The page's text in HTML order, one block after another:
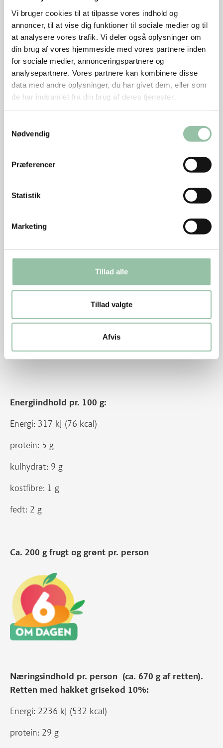
Vi bruger cookies til at tilpasse vores indhold og
annoncer, til at vise dig funktioner til sociale medier og til
at analysere vores trafik. Vi deler også oplysninger om
din brug af vores hjemmeside med vores partnere inden
for sociale medier, annonceringspartnere og
analysepartnere. Vores partnere kan kombinere disse
data med andre oplysninger, du har givet dem, eller som
de har indsamlet fra din brug af deres tjenester.
Nødvendig
Præferencer
Statistik
Marketing
Tillad alle
Tillad valgte
Afvis
bruge mere eller mindre kød afhængig af, hvad du
har til rådighed.
Du kan vælge grøntsager efter lyst, sæson og hvad
der er i grøntsagsskuffen. Du kan bruge mere eller
mindre mængde grøntsager afhængig af, hvad du
har til rådighed.
Thaibasilikum kan også bruges som krydderurt evt.
sammen med koriander.
Energifordeling
Nu hedder det hakket grisekød. Før hed det hakket
svinekød.
Næringsindhold pr. person (ca. 670 g af retten).
Energi: 2106 kJ (501 kcal)
kostfibre: 9 g
Energiindhold pr. 100 g:
Energi: 317 kJ (76 kcal)
protein: 5 g
kulhydrat: 9 g
kostfibre: 1 g
fedt: 2 g
Ca. 200 g frugt og grønt pr. person
Næringsindhold pr. person (ca. 670 g af retten).
Retten med hakket grisekød 10%:
Energi: 2236 kJ (532 kcal)
protein: 29 g